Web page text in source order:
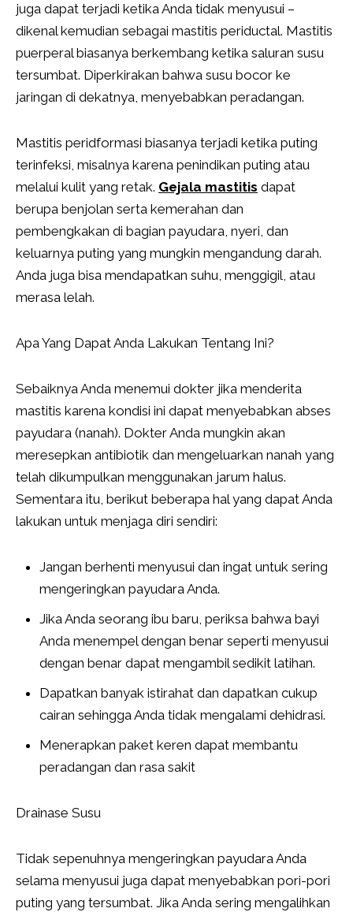
juga dapat terjadi ketika Anda tidak menyusui –
dikenal kemudian sebagai mastitis periductal. Mastitis
puerperal biasanya berkembang ketika saluran susu
tersumbat. Diperkirakan bahwa susu bocor ke
jaringan di dekatnya, menyebabkan peradangan.
Mastitis peridformasi biasanya terjadi ketika puting
terinfeksi, misalnya karena penindikan puting atau
melalui kulit yang retak. Gejala mastitis dapat
berupa benjolan serta kemerahan dan
pembengkakan di bagian payudara, nyeri, dan
keluarnya puting yang mungkin mengandung darah.
Anda juga bisa mendapatkan suhu, menggigil, atau
merasa lelah.
Apa Yang Dapat Anda Lakukan Tentang Ini?
Sebaiknya Anda menemui dokter jika menderita
mastitis karena kondisi ini dapat menyebabkan abses
payudara (nanah). Dokter Anda mungkin akan
meresepkan antibiotik dan mengeluarkan nanah yang
telah dikumpulkan menggunakan jarum halus.
Sementara itu, berikut beberapa hal yang dapat Anda
lakukan untuk menjaga diri sendiri:
Jangan berhenti menyusui dan ingat untuk sering
mengeringkan payudara Anda.
Jika Anda seorang ibu baru, periksa bahwa bayi
Anda menempel dengan benar seperti menyusui
dengan benar dapat mengambil sedikit latihan.
Dapatkan banyak istirahat dan dapatkan cukup
cairan sehingga Anda tidak mengalami dehidrasi.
Menerapkan paket keren dapat membantu
peradangan dan rasa sakit
Drainase Susu
Tidak sepenuhnya mengeringkan payudara Anda
selama menyusui juga dapat menyebabkan pori-pori
puting yang tersumbat. Jika Anda sering mengalihkan